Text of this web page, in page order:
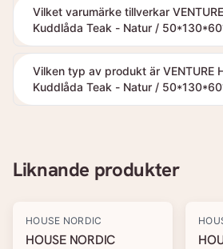
Vilket varumärke tillverkar
Kuddlåda Teak - Natur /
Vilken typ av produkt är VENTURE
Kuddlåda Teak - Natur /
Liknande produkter
HOUSE NORDIC
HOUSE NORDIC